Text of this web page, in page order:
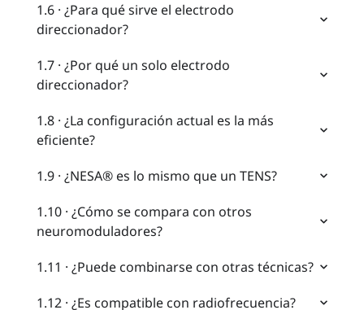
1.6 · ¿Para qué sirve el electrodo
direccionador?
1.7 · ¿Por qué un solo electrodo
direccionador?
1.8 · ¿La configuración actual es la más
eficiente?
1.9 · ¿NESA® es lo mismo que un TENS?
1.10 · ¿Cómo se compara con otros
neuromoduladores?
1.11 · ¿Puede combinarse con otras técnicas?
1.12 · ¿Es compatible con radiofrecuencia?